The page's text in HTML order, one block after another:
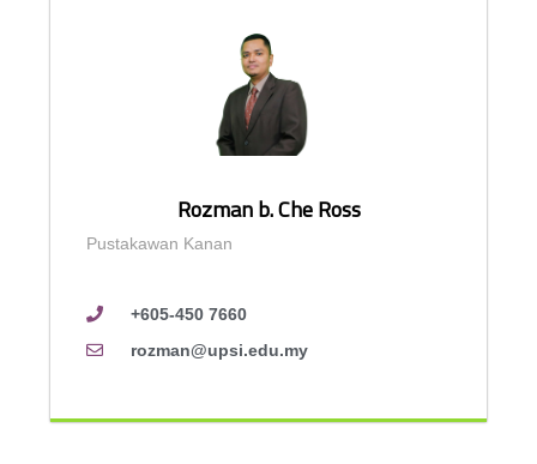
Rozman b. Che Ross
Pustakawan Kanan
+605-450 7660
rozman@upsi.edu.my